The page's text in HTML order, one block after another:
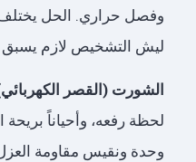
وفصل حراري. الحل
ليش التشخيص لازم يسبق
الشورت (القصر
لحظة رفعه، وأحياناً
وحدة ونقيس مقاومة